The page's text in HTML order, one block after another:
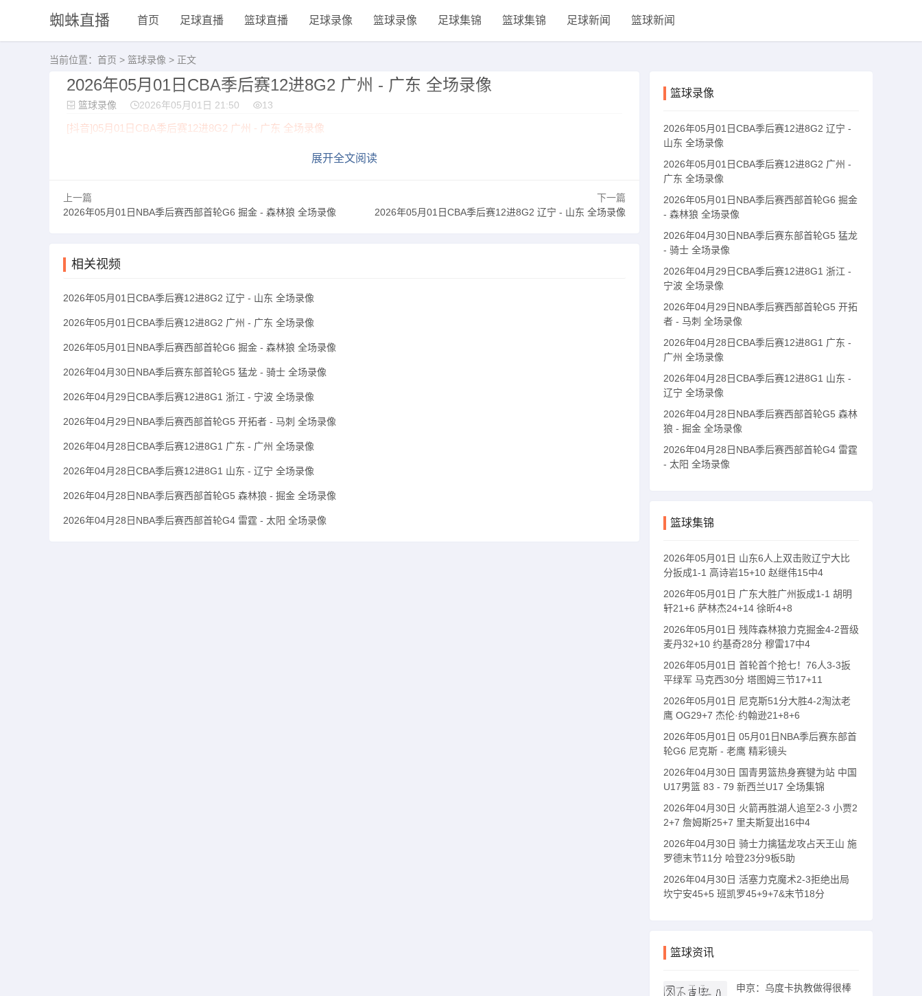
蜘蛛直播 首页 足球直播 篮球直播 足球录像 篮球录像 足球集锦 篮球集锦 足球新闻 篮球新闻
当前位置： 首页 > 篮球录像 > 正文
2026年05月01日CBA季后赛12进8G2 广州 - 广东 全场录像
篮球录像 2026年05月01日 21:50 13
[抖音]05月01日CBA季后赛12进8G2 广州 - 广东 全场录像
展开全文阅读
上一篇
2026年05月01日NBA季后赛西部首轮G6 掘金 - 森林狼 全场录像
下一篇
2026年05月01日CBA季后赛12进8G2 辽宁 - 山东 全场录像
相关视频
2026年05月01日CBA季后赛12进8G2 辽宁 - 山东 全场录像
2026年05月01日CBA季后赛12进8G2 广州 - 广东 全场录像
2026年05月01日NBA季后赛西部首轮G6 掘金 - 森林狼 全场录像
2026年04月30日NBA季后赛东部首轮G5 猛龙 - 骑士 全场录像
2026年04月29日CBA季后赛12进8G1 浙江 - 宁波 全场录像
2026年04月29日NBA季后赛西部首轮G5 开拓者 - 马刺 全场录像
2026年04月28日CBA季后赛12进8G1 广东 - 广州 全场录像
2026年04月28日CBA季后赛12进8G1 山东 - 辽宁 全场录像
2026年04月28日NBA季后赛西部首轮G5 森林狼 - 掘金 全场录像
2026年04月28日NBA季后赛西部首轮G4 雷霆 - 太阳 全场录像
篮球录像
2026年05月01日CBA季后赛12进8G2 辽宁 -
山东 全场录像
2026年05月01日CBA季后赛12进8G2 广州 -
广东 全场录像
2026年05月01日NBA季后赛西部首轮G6 掘金
- 森林狼 全场录像
2026年04月30日NBA季后赛东部首轮G5 猛龙
- 骑士 全场录像
2026年04月29日CBA季后赛12进8G1 浙江 -
宁波 全场录像
2026年04月29日NBA季后赛西部首轮G5 开拓
者 - 马刺 全场录像
2026年04月28日CBA季后赛12进8G1 广东 -
广州 全场录像
2026年04月28日CBA季后赛12进8G1 山东 -
辽宁 全场录像
2026年04月28日NBA季后赛西部首轮G5 森林
狼 - 掘金 全场录像
2026年04月28日NBA季后赛西部首轮G4 雷霆
- 太阳 全场录像
篮球集锦
2026年05月01日 山东6人上双击败辽宁大比
分扳成1-1 高诗岩15+10 赵继伟15中4
2026年05月01日 广东大胜广州扳成1-1 胡明
轩21+6 萨林杰24+14 徐昕4+8
2026年05月01日 残阵森林狼力克掘金4-2晋级
麦丹32+10 约基奇28分 穆雷17中4
2026年05月01日 首轮首个抢七！76人3-3扳
平绿军 马克西30分 塔图姆三节17+11
2026年05月01日 尼克斯51分大胜4-2淘汰老
鹰 OG29+7 杰伦·约翰逊21+8+6
2026年05月01日 05月01日NBA季后赛东部首
轮G6 尼克斯 - 老鹰 精彩镜头
2026年04月30日 国青男篮热身赛犍为站 中国
U17男篮 83 - 79 新西兰U17 全场集锦
2026年04月30日 火箭再胜湖人追至2-3 小贾2
2+7 詹姆斯25+7 里夫斯复出16中4
2026年04月30日 骑士力擒猛龙攻占天王山 施
罗德末节11分 哈登23分9板5助
2026年04月30日 活塞力克魔术2-3拒绝出局
坎宁安45+5 班凯罗45+9+7&末节18分
篮球资讯
申京：乌度卡执教做得很棒